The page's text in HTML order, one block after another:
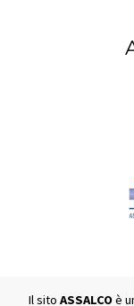
Il sito ASSALCOè